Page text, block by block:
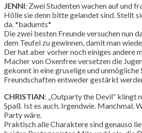
JENNI: Zwei Studenten wachen auf und
Hölle sie denn bitte gelandet sind. Stellt
da. *badumts*
Die zwei besten Freunde versuchen nun
dem Teufel zu gewinnen, damit man
Der hat aber vorher noch einiges andere
Macher von Oxenfree versetzen die
gekonnt in eine gruselige und unmögliche
Freundschaften entweder gestärkt
CHRISTIAN: „Outparty the Devil“ klingt
Spaß. Ist es auch. Irgendwie. Manchmal.
Party wäre.
Praktisch alle Charaktere sind genauso